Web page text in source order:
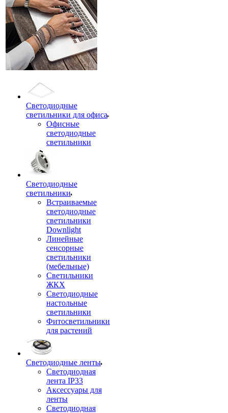
Светодиодные
светильники для офиса
Офисные
светодиодные
светильники
Светодиодные
светильники
Встраиваемые
светодиодные
светильники
Downlight
Линейные
сенсорные
светильники
(мебельные)
Светильники
ЖКХ
Светодиодные
настольные
светильники
Фитосветильники
для растений
Светодиодные ленты
Светодиодная
лента IP33
Аксессуары для
ленты
Светодиодная